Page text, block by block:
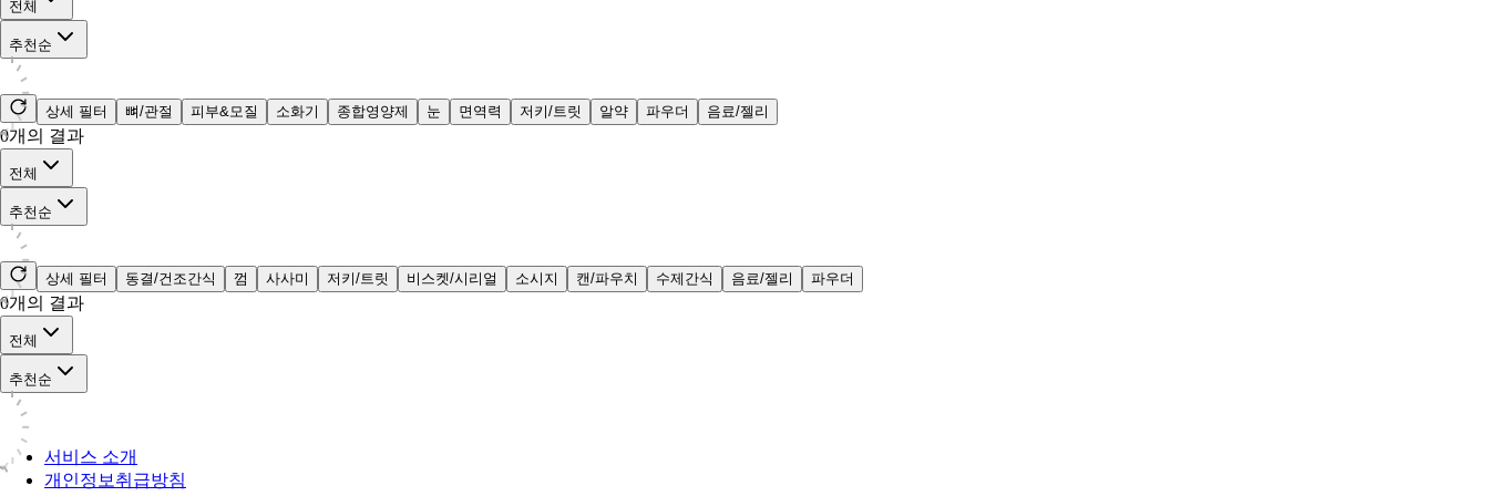
전체
추천순
상세 필터 뼈/관절 피부&모질 소화기 종합영양제 눈 면역력 저키/트릿 알약 파우더 음료/젤리
0개의 결과
전체
추천순
상세 필터 동결/건조간식 껌 사사미 저키/트릿 비스켓/시리얼 소시지 캔/파우치 수제간식 음료/젤리 파우더
0개의 결과
전체
추천순
서비스 소개
개인정보취급방침